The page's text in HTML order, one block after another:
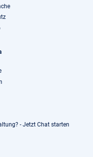
- Jetzt Chat starten